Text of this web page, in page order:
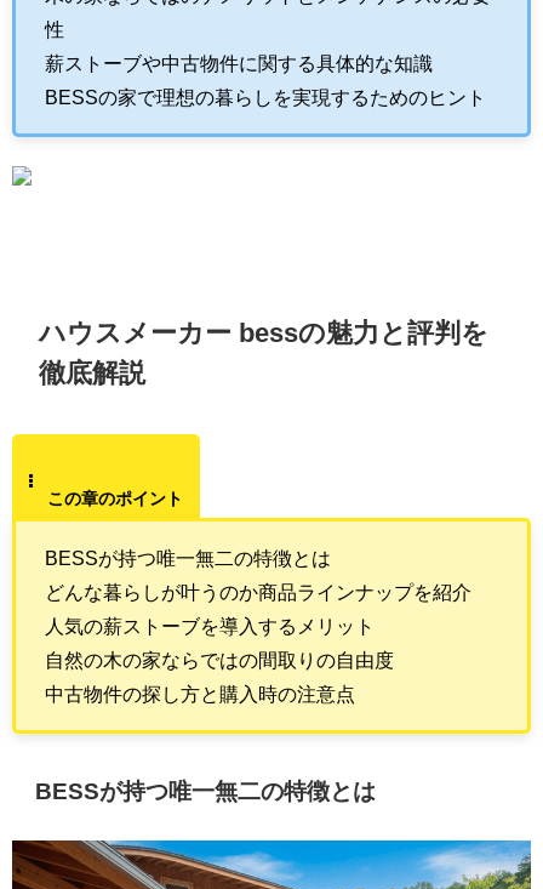
性
薪ストーブや中古物件に関する具体的な知識
BESSの家で理想の暮らしを実現するためのヒント
ハウスメーカー bessの魅力と評判を
徹底解説
この章のポイント
BESSが持つ唯一無二の特徴とは
どんな暮らしが叶うのか商品ラインナップを紹介
人気の薪ストーブを導入するメリット
自然の木の家ならではの間取りの自由度
中古物件の探し方と購入時の注意点
BESSが持つ唯一無二の特徴とは